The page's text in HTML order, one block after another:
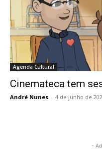
Agenda Cultural
Cinemateca tem
André Nunes - 4 de junho de
-